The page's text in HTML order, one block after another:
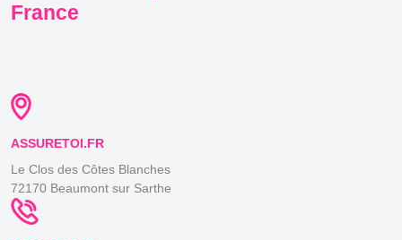
France
ASSURETOI.FR
Le Clos des Côtes Blanches
72170 Beaumont sur Sarthe